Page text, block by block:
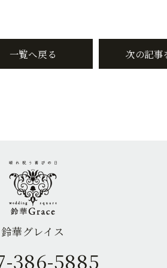
一覧へ戻る 次の記事
鈴華グレイス
386-5885